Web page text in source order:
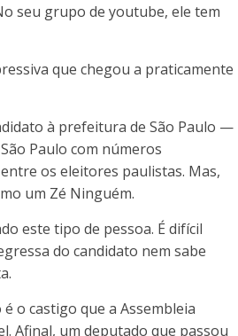
seu grupo de youtube, ele tem
que chegou a praticamente
à prefeitura de São Paulo —
Paulo com números
os eleitores paulistas. Mas,
um Zé Ninguém.
este tipo de pessoa. É difícil
do candidato nem sabe
o castigo que a Assembleia
Afinal, um deputado que passou